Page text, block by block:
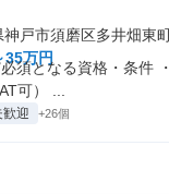
戸市須磨区多井畑東
35万円
須となる資格・条件
可） ...
歓迎 +26個